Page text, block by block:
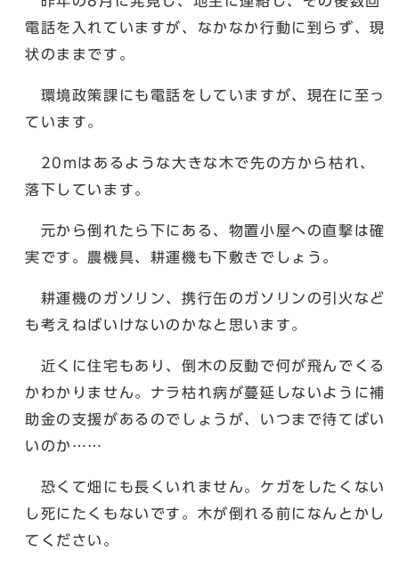
電話を入れていますが、なかなか行動に到らず、現
状のままです。
環境政策課にも電話をしていますが、現在に至っ
ています。
20mはあるような大きな木で先の方から枯れ、
落下しています。
元から倒れたら下にある、物置小屋への直撃は確
実です。農機具、耕運機も下敷きでしょう。
耕運機のガソリン、携行缶のガソリンの引火など
も考えねばいけないのかなと思います。
近くに住宅もあり、倒木の反動で何が飛んでくる
かわかりません。ナラ枯れ病が蔓延しないように補
助金の支援があるのでしょうが、いつまで待てばい
いのか……
恐くて畑にも長くいれません。ケガをしたくない
し死にたくもないです。木が倒れる前になんとかし
てください。